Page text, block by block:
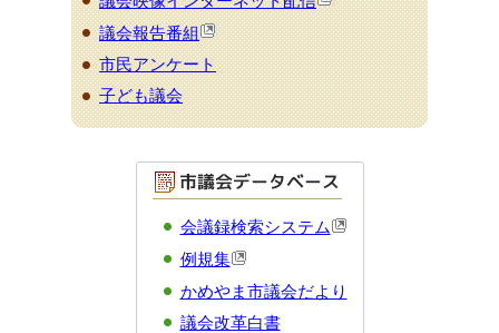
議会報告番組
市民アンケート
子ども議会
会議録検索システム
例規集
かめやま市議会だより
議会改革白書